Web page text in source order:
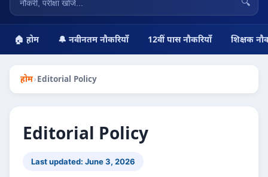
🏠 होम 🔔 नवीनतम नौकरियाँ 12वीं पास नौकरियाँ शिक्षक
होम›Editorial Policy
Editorial Policy
Last updated: June 3, 2026